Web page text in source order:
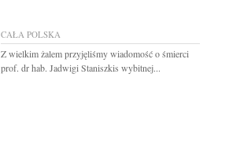
CAŁA POLSKA
Z wielkim żalem przyjęliśmy wiadomość o śmierci
prof. dr hab. Jadwigi Staniszkis wybitnej...